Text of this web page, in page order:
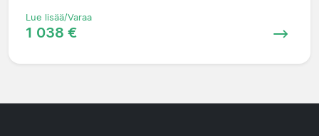
Lue lisää/Varaa
1 038 €